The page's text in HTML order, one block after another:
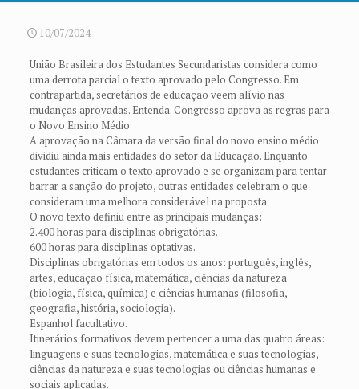
10/07/2024
União Brasileira dos Estudantes Secundaristas considera como
uma derrota parcial o texto aprovado pelo Congresso. Em
contrapartida, secretários de educação veem alívio nas
mudanças aprovadas. Entenda. Congresso aprova as regras para
o Novo Ensino Médio
A aprovação na Câmara da versão final do novo ensino médio
dividiu ainda mais entidades do setor da Educação. Enquanto
estudantes criticam o texto aprovado e se organizam para tentar
barrar a sanção do projeto, outras entidades celebram o que
consideram uma melhora considerável na proposta.
O novo texto definiu entre as principais mudanças:
2.400 horas para disciplinas obrigatórias.
600 horas para disciplinas optativas.
Disciplinas obrigatórias em todos os anos: português, inglês,
artes, educação física, matemática, ciências da natureza
(biologia, física, química) e ciências humanas (filosofia,
geografia, história, sociologia).
Espanhol facultativo.
Itinerários formativos devem pertencer a uma das quatro áreas:
linguagens e suas tecnologias, matemática e suas tecnologias,
ciências da natureza e suas tecnologias ou ciências humanas e
sociais aplicadas.